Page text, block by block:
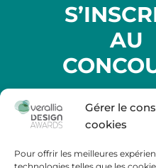
Gérer le
cookies
Pour offrir les meilleures
AU
Tour